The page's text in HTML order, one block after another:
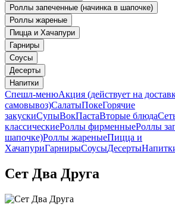
Роллы запеченные (начинка в шапочке)
Роллы жареные
Пицца и Хачапури
Гарниры
Соусы
Десерты
Напитки
Спешл-менюАкция (действует на
самовывоз)СалатыПокеГорячие
закускиСупыВокПастаВторые блюда
классическиеРоллы фирменныеРоллы
шапочке)Роллы жареныеПицца и
ХачапуриГарнирыСоусыДесерты
Сет Два Друга